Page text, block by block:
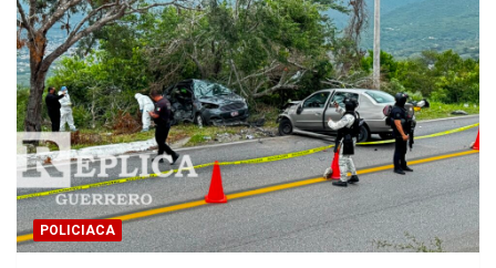
POLICIACA